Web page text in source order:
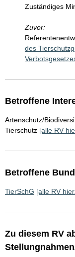
Zuständiges
Zuvor:
des
Betroffene
Artenschutz/
Tierschutz [alle RV
Betroffene
TierSchG [alle RV
Zu diesem RV